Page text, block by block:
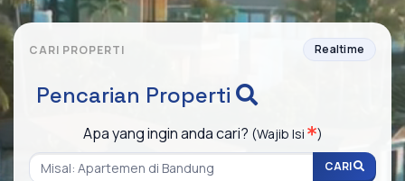
CARI PROPERTI Realtime
Pencarian Properti
Apa yang ingin anda cari? (Wajib Isi )
CARI